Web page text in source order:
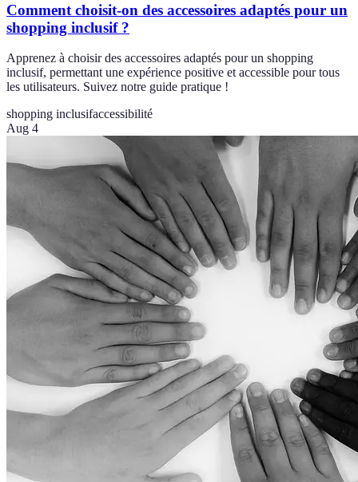
Comment choisit-on des accessoires adaptés pour un
shopping inclusif ?
Apprenez à choisir des accessoires adaptés pour un shopping
inclusif, permettant une expérience positive et accessible pour tous
les utilisateurs. Suivez notre guide pratique !
shopping inclusifaccessibilité
Aug 4